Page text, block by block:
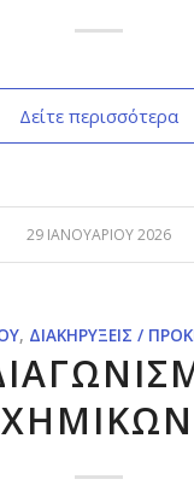
Δείτε περισσότερα
29 ΙΑΝΟΥΑΡΊΟΥ 2026
, ΔΙΑΚΗΡΎΞΕΙΣ /